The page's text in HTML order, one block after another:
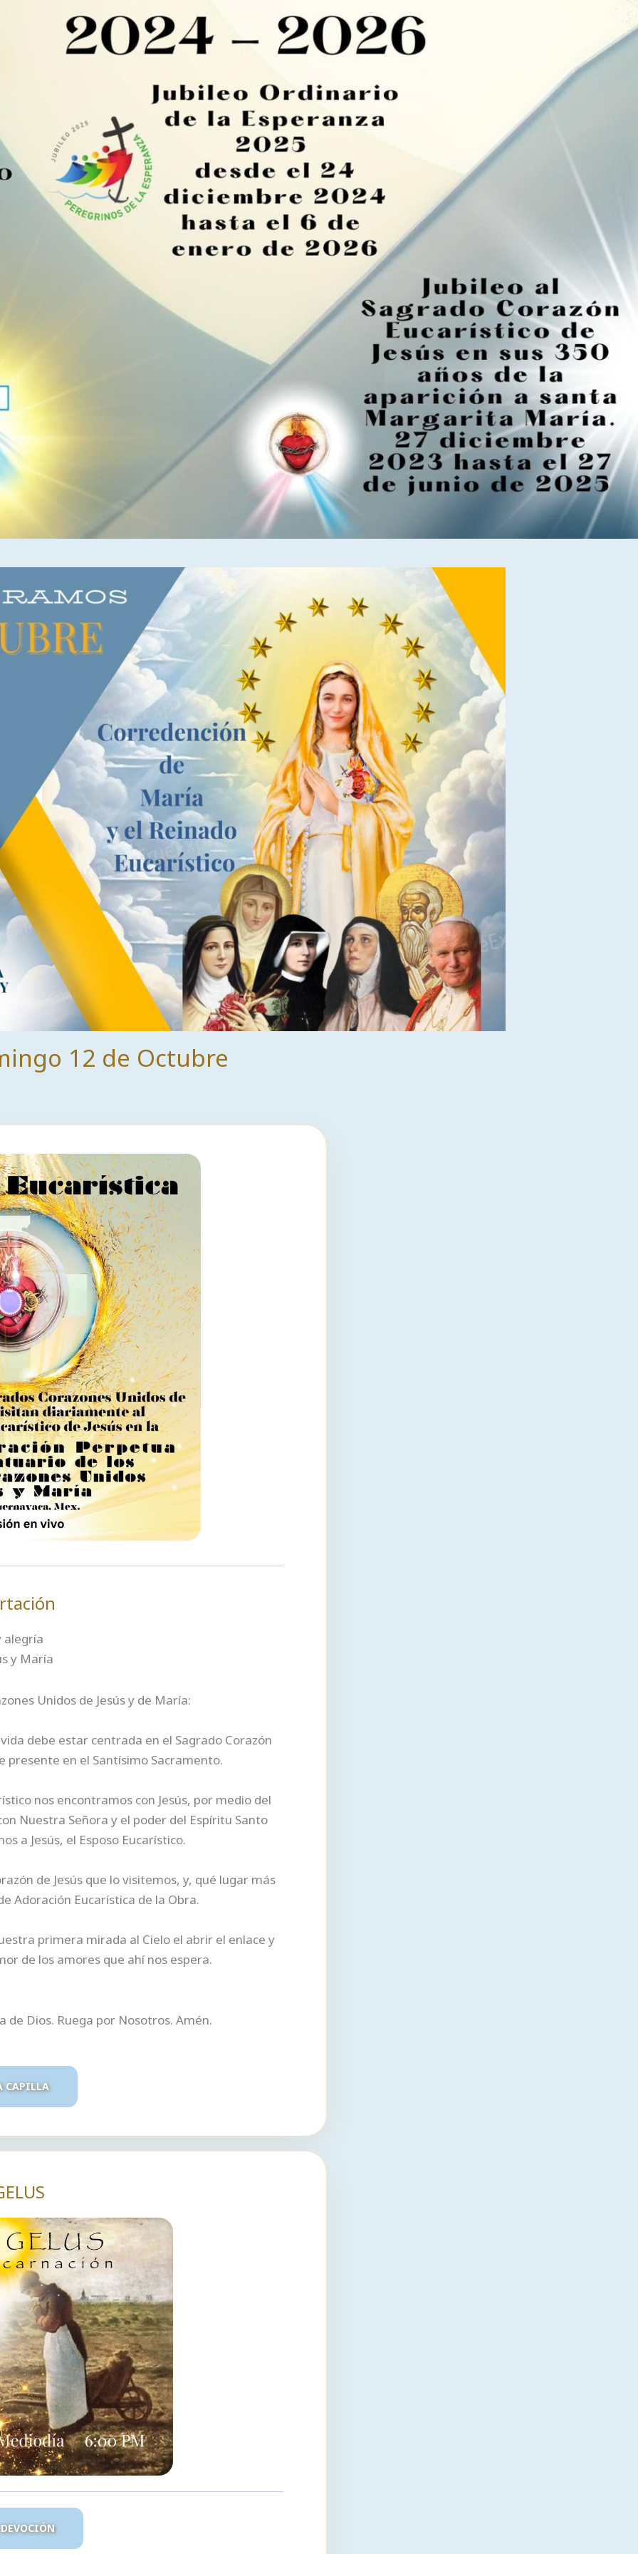
12 de Octubre
alegría
y María
Unidos de Jesús y de María:
debe estar centrada en el Sagrado Corazón
presente en el Santísimo Sacramento.
nos encontramos con Jesús, por medio del
Nuestra Señora y el poder del Espíritu Santo
a Jesús, el Esposo Eucarístico.
de Jesús que lo visitemos, y, qué lugar más
Adoración Eucarística de la Obra.
primera mirada al Cielo el abrir el enlace y
de los amores que ahí nos espera.
de Dios. Ruega por Nosotros. Amén.
CAPILLA